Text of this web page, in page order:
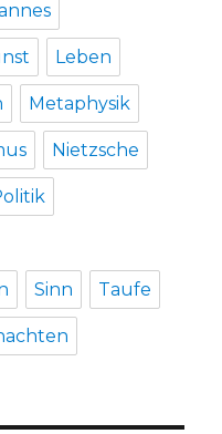
Leben
Metaphysik
Nietzsche
Sinn Taufe